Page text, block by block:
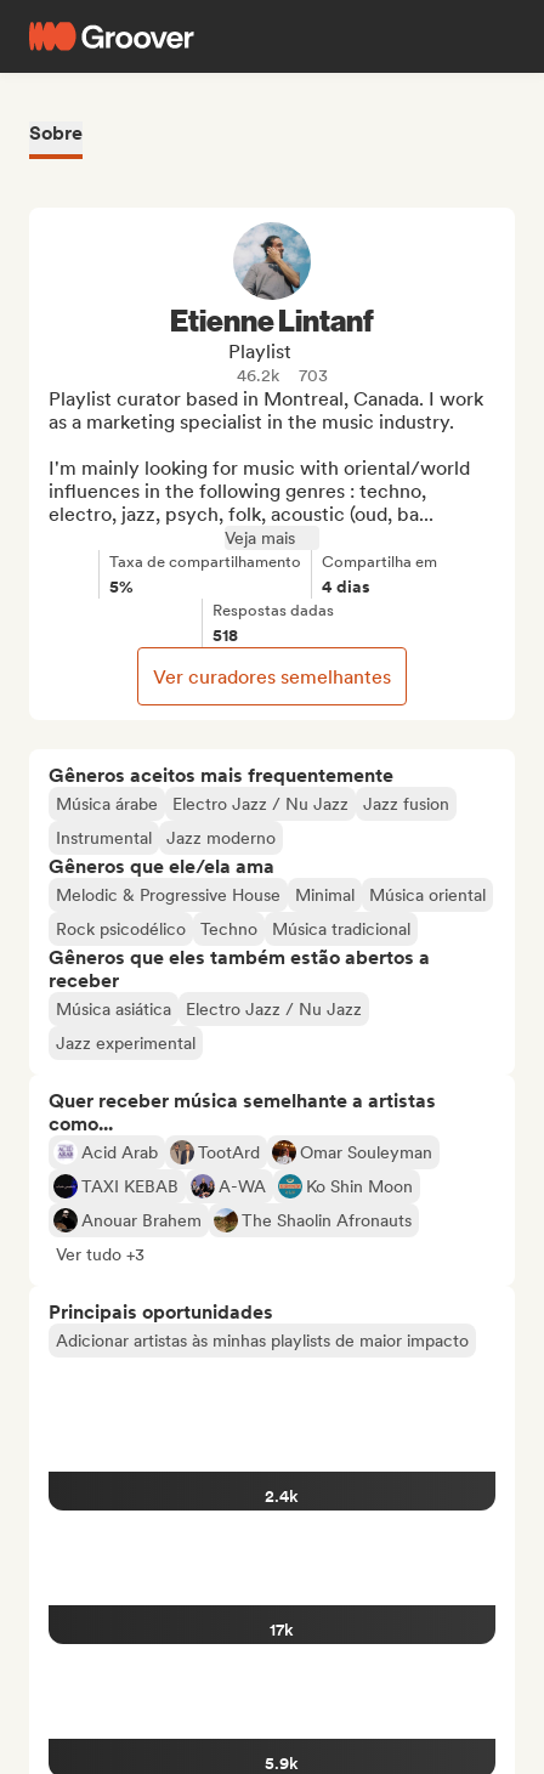
Sobre
Gêneros aceitos mais frequentemente
Música árabe Electro Jazz / Nu Jazz
Jazz fusion
Instrumental
Jazz moderno
Gêneros que ele/ela ama
Melodic & Progressive House Minimal
Música oriental
Rock psicodélico
Techno Música tradicional
Gêneros que eles também estão abertos a
receber
Música asiática
Electro Jazz / Nu Jazz
Jazz experimental
Quer receber música semelhante a artistas
como...
Acid Arab TootArd
Omar Souleyman
TAXI KEBAB
A-WA
Ko Shin Moon
Anouar Brahem
The Shaolin Afronauts
Ver tudo +3
Principais oportunidades
Adicionar artistas às minhas playlists de maior impacto
2.4k
17k
5.9k
Etienne Lintanf
Playlist
46.2k 703
Playlist curator based in Montreal, Canada. I work
as a marketing specialist in the music industry.
I'm mainly looking for music with oriental/world
influences in the following genres : techno,
electro, jazz, psych, folk, acoustic (oud, ba...
Veja mais
Taxa de compartilhamento
5%
Compartilha em
4 dias
Respostas dadas
518
Ver curadores semelhantes